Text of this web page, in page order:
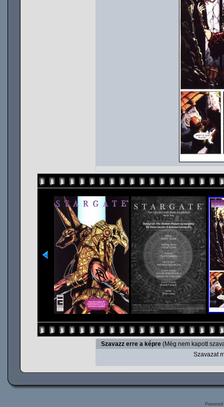
Szavazz erre a képre (Még nem kapott
Szavazat